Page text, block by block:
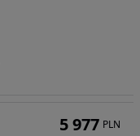
5 977 PLN